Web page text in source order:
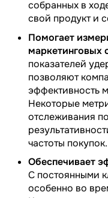
собранных в
свой продукт и
Помогает
маркетинговых
показателей
позволяют
эффективность
Некоторые
отслеживания
частоты покупок.
Обеспечивает
С постоянными
особенно во